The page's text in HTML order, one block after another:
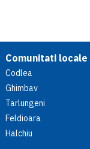
Comunitati locale
Codlea
Ghimbav
Tarlungeni
Feldioara
Halchiu